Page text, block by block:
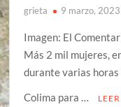
grieta 9 marzo, 2023
Imagen: El
Más 2 mil mujeres,
durante varias horas
Colima para …